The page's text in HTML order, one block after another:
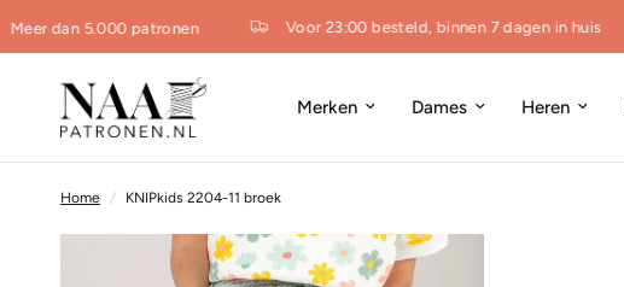
Meer dan 5.000 patronen Voor 23:00 besteld, binnen 7 dagen in huis
Merken Dames Heren
Home / KNIPkids 2204-11 broek